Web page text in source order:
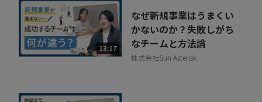
13:17
なぜ新規事業はうまくい
かないのか？失敗しがち
なチームと方法論
株式会社Sun Asterisk